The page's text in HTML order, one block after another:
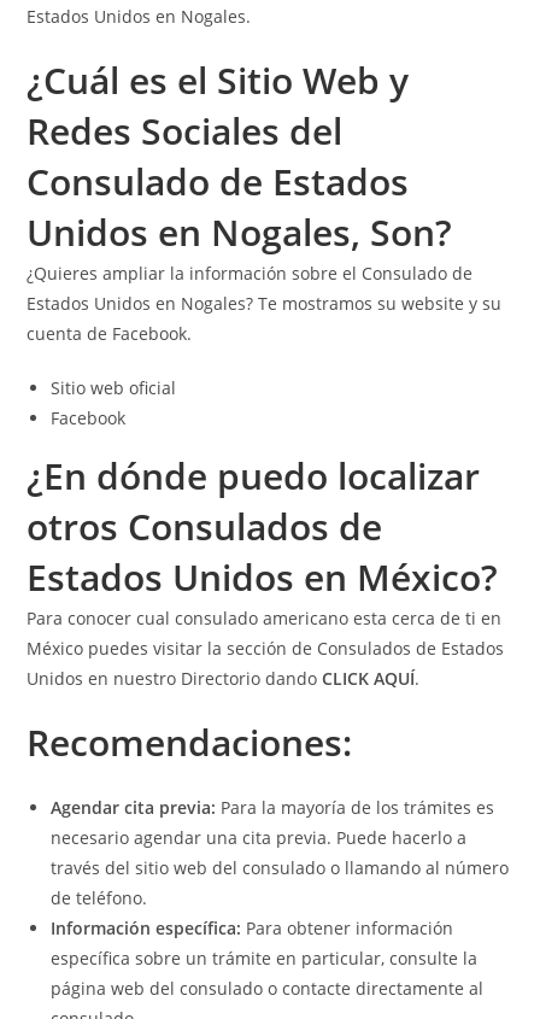
Estados Unidos en Nogales.
¿Cuál es el Sitio Web y
Redes Sociales del
Consulado de Estados
Unidos en Nogales, Son?
¿Quieres ampliar la información sobre el Consulado de
Estados Unidos en Nogales? Te mostramos su website y su
cuenta de Facebook.
Sitio web oficial
Facebook
¿En dónde puedo localizar
otros Consulados de
Estados Unidos en México?
Para conocer cual consulado americano esta cerca de ti en
México puedes visitar la sección de Consulados de Estados
Unidos en nuestro Directorio dandoCLICK AQUÍ.
Recomendaciones:
Agendar cita previa: Para la mayoría de los trámites es
necesario agendar una cita previa. Puede hacerlo a
través del sitio web del consulado o llamando al número
de teléfono.
Información específica: Para obtener información
específica sobre un trámite en particular, consulte la
página web del consulado o contacte directamente al